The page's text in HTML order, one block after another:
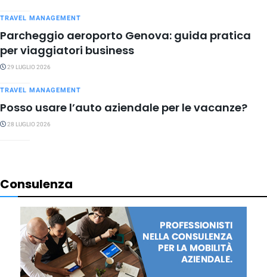
TRAVEL MANAGEMENT
Parcheggio aeroporto Genova: guida pratica
per viaggiatori business
29 LUGLIO 2026
TRAVEL MANAGEMENT
Posso usare l’auto aziendale per le vacanze?
28 LUGLIO 2026
Consulenza